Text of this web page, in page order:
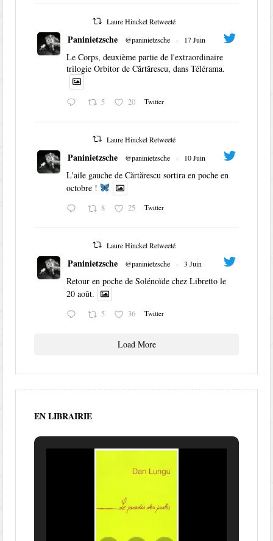
Laure Hinckel Retweeté
Paninietzsche @paninietzsche · 17 Juin
Le Corps, deuxième partie de l'extraordinaire
trilogie Orbitor de Cărtărescu, dans Télérama.
5 20 Twitter
Laure Hinckel Retweeté
Paninietzsche @paninietzsche · 10 Juin
L'aile gauche de Cărtărescu sortira en poche en
octobre !
8 25 Twitter
Laure Hinckel Retweeté
Paninietzsche @paninietzsche · 3 Juin
Retour en poche de Solénoïde chez Libretto le
20 août.
5 36 Twitter
Load More
EN LIBRAIRIE